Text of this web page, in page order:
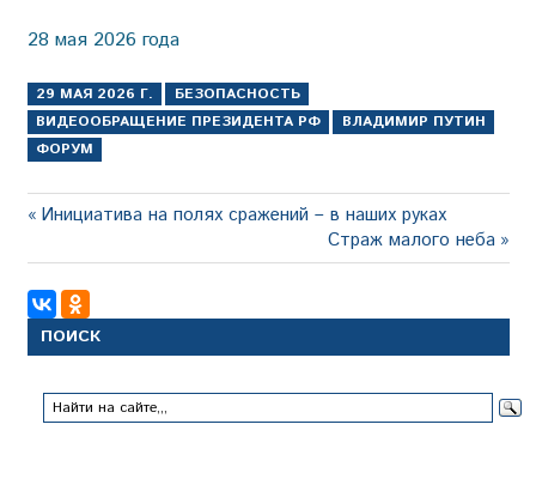
28 мая 2026 года
29 МАЯ 2026 Г.
БЕЗОПАСНОСТЬ
ВИДЕООБРАЩЕНИЕ ПРЕЗИДЕНТА РФ
ВЛАДИМИР ПУТИН
ФОРУМ
Навигация
по
записям
Предыдущая
Инициатива на полях сражений – в наших руках
Следующая
запись:
Страж малого неба
ПОИСК